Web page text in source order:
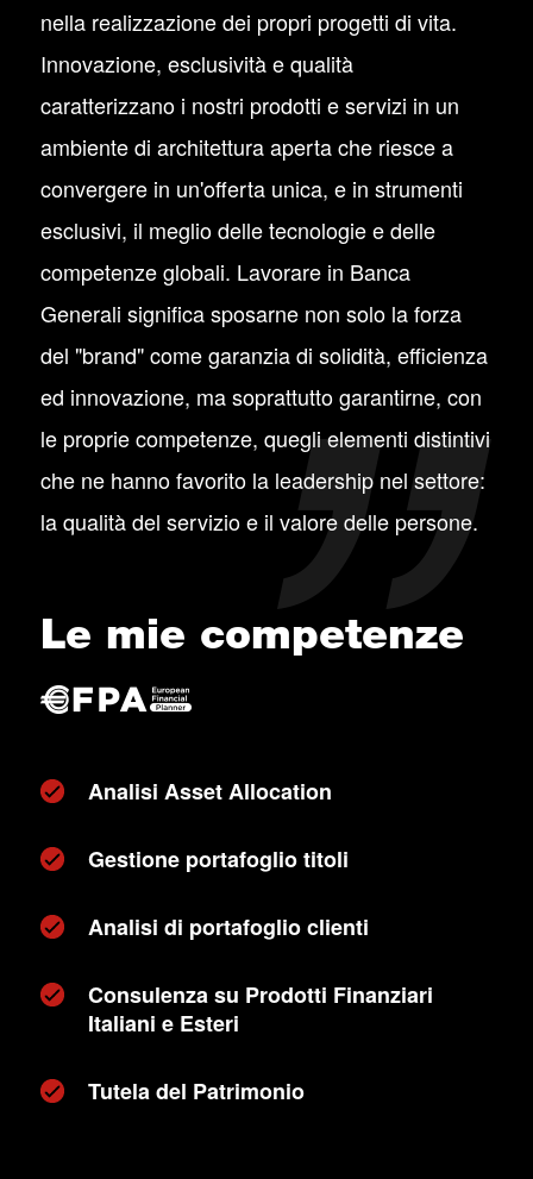
nella realizzazione dei propri progetti di vita.
Innovazione, esclusività e qualità
caratterizzano i nostri prodotti e servizi in un
ambiente di architettura aperta che riesce a
convergere in un'offerta unica, e in strumenti
esclusivi, il meglio delle tecnologie e delle
competenze globali. Lavorare in Banca
Generali significa sposarne non solo la forza
del "brand" come garanzia di solidità, efficienza
ed innovazione, ma soprattutto garantirne, con
le proprie competenze, quegli elementi distintivi
che ne hanno favorito la leadership nel settore:
la qualità del servizio e il valore delle persone.
Le mie competenze
Analisi Asset Allocation
Gestione portafoglio titoli
Analisi di portafoglio clienti
Consulenza su Prodotti Finanziari
Italiani e Esteri
Tutela del Patrimonio